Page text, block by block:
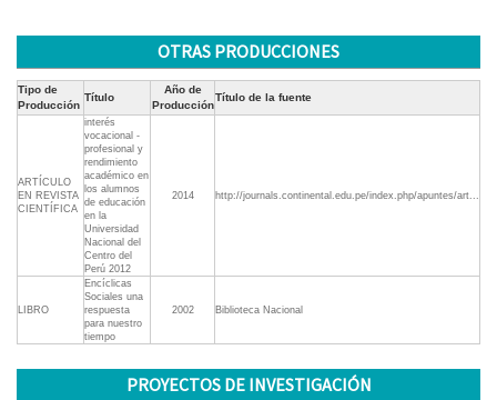
OTRAS PRODUCCIONES
Tipo de
Producción
Título
Año de
Producción
Título de la fuente
ARTÍCULO
EN REVISTA
CIENTÍFICA
interés
vocacional -
profesional y
rendimiento
académico en
los alumnos
de educación
en la
Universidad
Nacional del
Centro del
Perú 2012
2014 http://journals.continental.edu.pe/index.php/apuntes/art...
LIBRO
Encíclicas
Sociales una
respuesta
para nuestro
tiempo
2002 Biblioteca Nacional
PROYECTOS DE INVESTIGACIÓN